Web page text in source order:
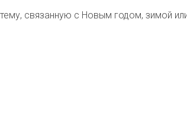
связанную с Новым годом, зимой